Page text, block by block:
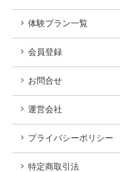
体験プラン一覧
会員登録
お問合せ
運営会社
プライバシーポリシー
特定商取引法